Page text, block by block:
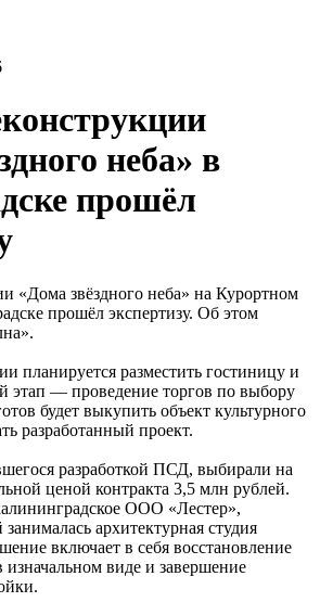
неба» в
прошёл
«Дома звёздного неба» на Курортном
прошёл экспертизу. Об этом
планируется разместить гостиницу и
этап — проведение торгов по выбору
будет выкупить объект культурного
разработанный проект.
разработкой ПСД, выбирали на
ценой контракта 3,5 млн рублей.
ООО «Лестер»,
архитектурная студия
включает в себя восстановление
изначальном виде и завершение